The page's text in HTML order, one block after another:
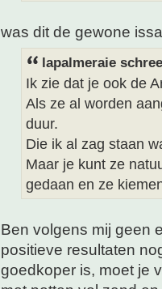
was dit de gewone
lapalmeraie
Ik zie dat je ook de
Als ze al worden
duur.
Die ik al zag staan
Maar je kunt ze
gedaan en ze
Ben volgens mij geen
positieve resultaten
goedkoper is, moet je